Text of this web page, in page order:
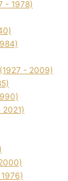
- 1978)
- 2009)
2021)